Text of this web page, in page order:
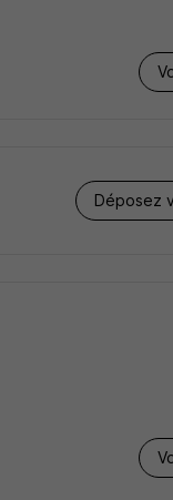
Déposez